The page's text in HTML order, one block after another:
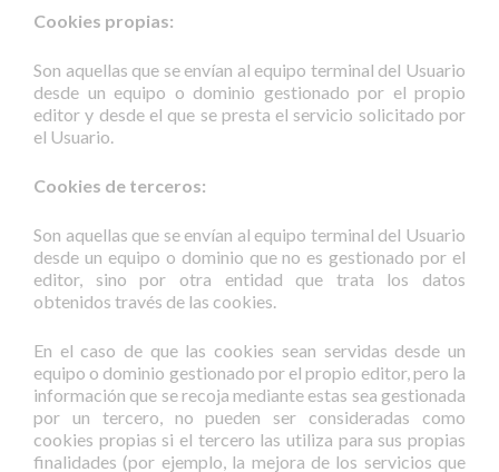
Cookies propias:
Son aquellas que se envían al equipo terminal del Usuario
desde un equipo o dominio gestionado por el propio
editor y desde el que se presta el servicio solicitado por
el Usuario.
Cookies de terceros:
Son aquellas que se envían al equipo terminal del Usuario
desde un equipo o dominio que no es gestionado por el
editor, sino por otra entidad que trata los datos
obtenidos través de las cookies.
En el caso de que las cookies sean servidas desde un
equipo o dominio gestionado por el propio editor, pero la
información que se recoja mediante estas sea gestionada
por un tercero, no pueden ser consideradas como
cookies propias si el tercero las utiliza para sus propias
finalidades (por ejemplo, la mejora de los servicios que